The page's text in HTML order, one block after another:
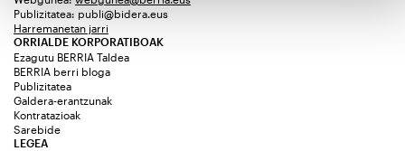
Publizitatea: publi@bidera.eus
Harremanetan jarri
ORRIALDE KORPORATIBOAK
Ezagutu BERRIA Taldea
BERRIA berri bloga
Publizitatea
Galdera-erantzunak
Kontratazioak
Sarebide
LEGEA